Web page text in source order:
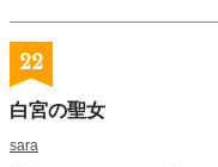
22
白宮の聖女
sara